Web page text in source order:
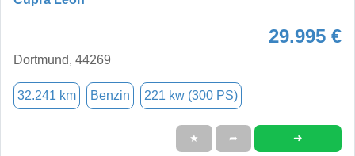
29.995 €
Dortmund, 44269
32.241 km Benzin 221 kw (300 PS)
★ ➦ ➜